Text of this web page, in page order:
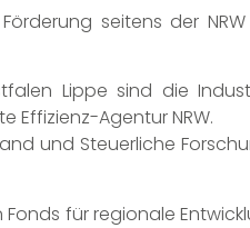
seitens der
Lippe sind die
Effizienz-Agentur NRW.
und Steuerliche
für regionale